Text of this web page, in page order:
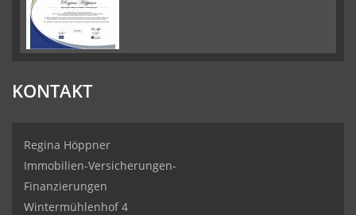
KONTAKT
Regina Höppner
Immobilien-Versicherungen-
Finanzierungen
Wintermühlenhof 4